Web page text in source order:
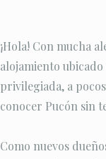
¡Hola! Con mucha
alojamiento
privilegiada, a
conocer Pucón sin
Como nuevos